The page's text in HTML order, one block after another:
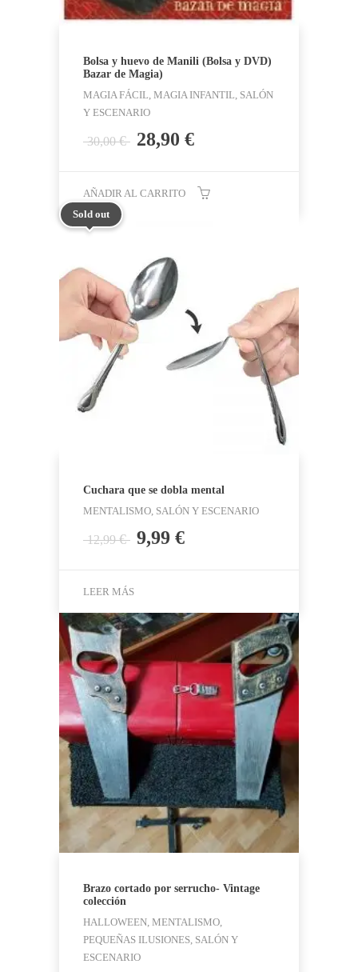
Bolsa y huevo de Manili (Bolsa y DVD)
Bazar de Magia)
MAGIA FÁCIL, MAGIA INFANTIL, SALÓN
Y ESCENARIO
30,00€
El
era:
28,90 €El
es:
AÑADIR AL CARRITO
Sold out
Cuchara que se dobla mental
MENTALISMO, SALÓN Y ESCENARIO
12,99€
El
12,99 €.
9,99 €El
9,99 €.
LEER MÁS
Brazo cortado por serrucho- Vintage
colección
HALLOWEEN, MENTALISMO,
PEQUEÑAS ILUSIONES, SALÓN Y
ESCENARIO